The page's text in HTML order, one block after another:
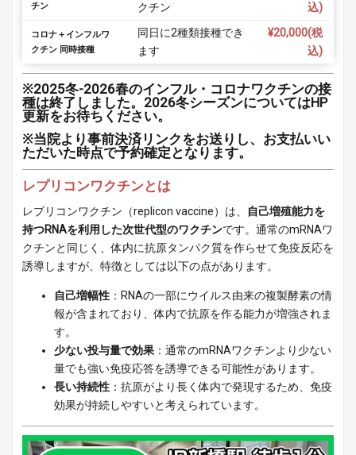
チン
クチン
込)
コロナ＋インフルワ
クチン 同時接種
同日に2種類接種でき
ます
¥20,000(税
込)
※2025冬-2026春のインフル・コロナワクチンの接
種は終了しました。2026冬シーズンについてはHP
更新をお待ちください。
※当院より事前決済リンクをお送りし、お支払いい
ただいた時点で予約確定となります。
レプリコンワクチンとは
レプリコンワクチン（replicon vaccine）は、
自己増殖能力を
持つRNAを利用した次世代型のワクチンです。通常のmRNAワ
クチンと同じく、体内に抗原タンパク質を作らせて免疫反応を
誘導しますが、特徴としては以下の点があります。
自己増幅性 ：RNAの一部にウイルス由来の複製酵素の情
報が含まれており、体内で抗原を作る能力が増強されま
す。
少ない投与量で効果 ：通常のmRNAワクチンより少ない
量でも強い免疫応答を誘導できる可能性があります。
長い持続性 ：抗原がより長く体内で発現するため、免疫
効果が持続しやすいと考えられています。